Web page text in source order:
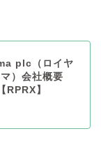
plc（ロイヤ
マ）会社概要
RPRX】